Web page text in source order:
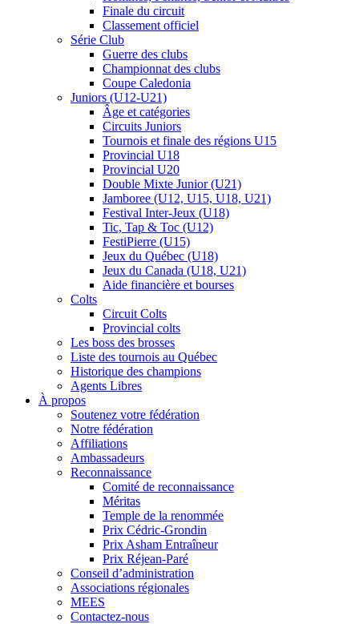
Finale du circuit
Classement officiel
Série Club
Guerre des clubs
Championnat des clubs
Coupe Caledonia
Juniors (U12-U21)
Âge et catégories
Circuits Juniors
Tournois et finale des régions U15
Provincial U18
Provincial U20
Double Mixte Junior (U21)
Jamboree (U12, U15, U18, U21)
Festival Inter-Jeux (U18)
Tic, Tap & Toc (U12)
FestiPierre (U15)
Jeux du Québec (U18)
Jeux du Canada (U18, U21)
Aide financière et bourses
Colts
Circuit Colts
Provincial colts
Les boss des brosses
Liste des tournois au Québec
Historique des champions
Agents Libres
À propos
Soutenez votre fédération
Notre fédération
Affiliations
Ambassadeurs
Reconnaissance
Comité de reconnaissance
Méritas
Temple de la renommée
Prix Cédric-Grondin
Prix Asham Entraîneur
Prix Réjean-Paré
Conseil d’administration
Associations régionales
MEES
Contactez-nous